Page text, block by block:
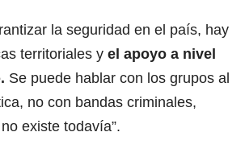
la seguridad en el país, hay
territoriales y el apoyo a nivel
Se puede hablar con los grupos al
no con bandas criminales,
existe todavía”.